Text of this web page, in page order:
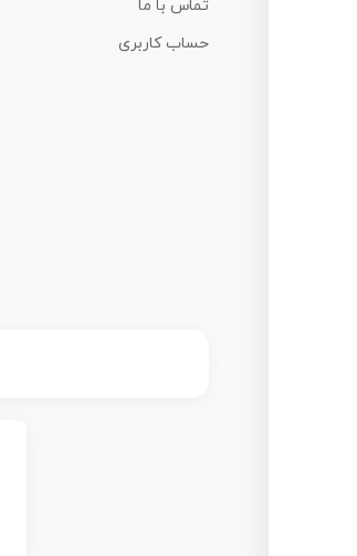
تماس با ما
حساب کاربری